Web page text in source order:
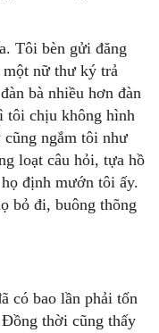
Tôi bèn gửi đăng
một nữ thư ký trả
bà nhiều hơn đàn
tôi chịu không hình
ngắm tôi như
loạt câu hỏi, tựa hồ
định mướn tôi ấy.
bỏ đi, buông thõng
có bao lần phải tốn
thời cũng thấy